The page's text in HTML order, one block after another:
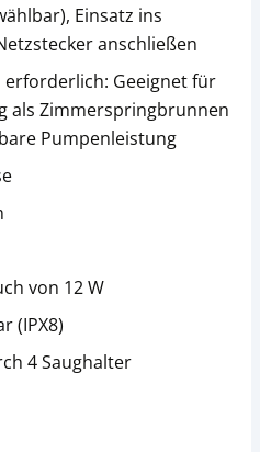
Einsatz ins
anschließen
erforderlich: Geeignet für
als Zimmerspringbrunnen
Pumpenleistung
von 12 W
(IPX8)
4 Saughalter